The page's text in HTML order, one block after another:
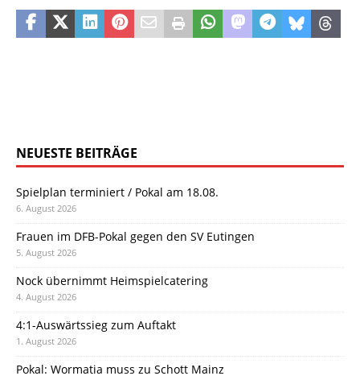
NEUESTE BEITRÄGE
Spielplan terminiert / Pokal am 18.08.
6. August 2026
Frauen im DFB-Pokal gegen den SV Eutingen
5. August 2026
Nock übernimmt Heimspielcatering
4. August 2026
4:1-Auswärtssieg zum Auftakt
1. August 2026
Pokal: Wormatia muss zu Schott Mainz